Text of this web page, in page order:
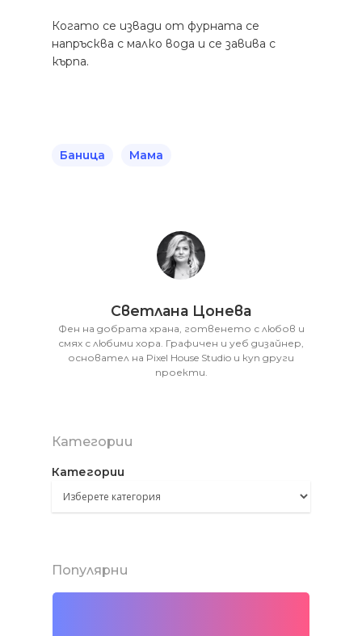
Когато се извади от фурната се
напръсква с малко вода и се завива с
кърпа.
Баница Мама
Светлана Цонева
Фен на добрата храна, готвенето с любов и
смях с любими хора. Графичен и уеб дизайнер,
основател на Pixel House Studio и куп други
проекти.
Категории
Категории
Популярни